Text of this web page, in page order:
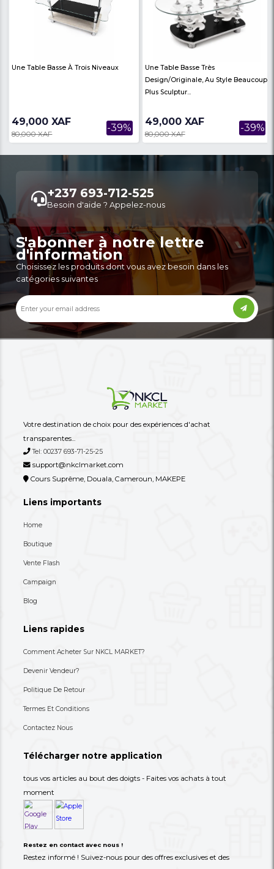
Dimensions : H 85 ; L 76 ; P 53
Garantie : 6 mois
Avis des
There are no reviews on
product
Produits similairesVoir Plus
C’est Un Mini-Four Électrique De
-31%
Diffuseurs D'huiles
Autres annonces de ce vendeur
Plus
Une Table Basse À Trois Niveaux
49,000 XAF
80,000 XAF 80,000 XAF
+237 693-712-525
Besoin d'aide ? Appelez-nous